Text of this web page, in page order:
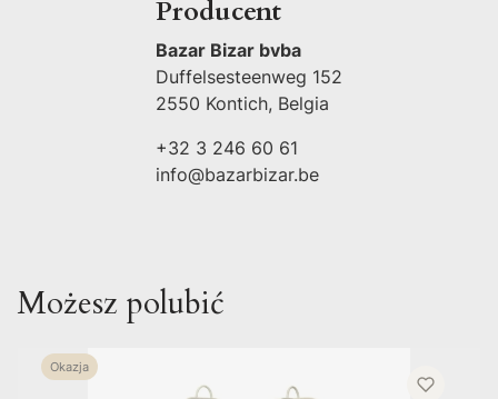
Producent
Bazar Bizar bvba
Duffelsesteenweg 152
2550 Kontich, Belgia
+32 3 246 60 61
info@bazarbizar.be
Możesz polubić
Okazja